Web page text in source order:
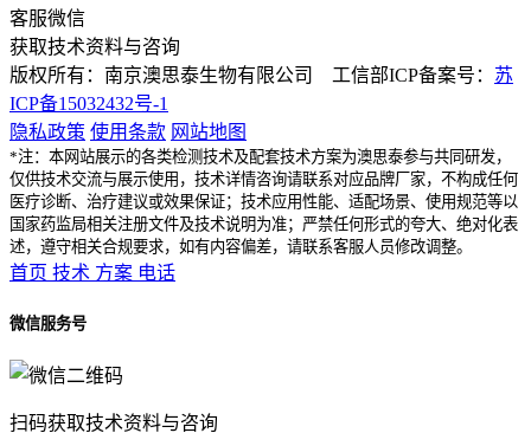
客服微信
获取技术资料与咨询
版权所有：南京澳思泰生物有限公司 工信部ICP备案号： 苏
ICP备15032432号-1
隐私政策 使用条款 网站地图
*注：本网站展示的各类检测技术及配套技术方案为澳思泰参与共同研发，
仅供技术交流与展示使用，技术详情咨询请联系对应品牌厂家，不构成任何
医疗诊断、治疗建议或效果保证；技术应用性能、适配场景、使用规范等以
国家药监局相关注册文件及技术说明为准；严禁任何形式的夸大、绝对化表
述，遵守相关合规要求，如有内容偏差，请联系客服人员修改调整。
首页 技术 方案 电话
微信服务号
扫码获取技术资料与咨询